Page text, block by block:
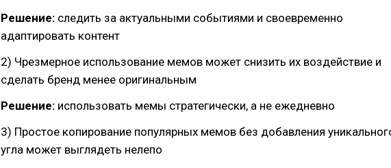
Решение: следить за актуальными событиями и своевременно
адаптировать контент
2) Чрезмерное использование мемов может снизить их воздействие и
сделать бренд менее оригинальным
Решение: использовать мемы стратегически, а не ежедневно
3) Простое копирование популярных мемов без добавления
угла может выглядеть нелепо